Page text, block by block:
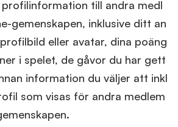
profilinformation till andra medl
gemenskapen, inklusive ditt an
eller avatar, dina poäng
i spelet, de gåvor du har gett
information du väljer att inkl
som visas för andra medlem